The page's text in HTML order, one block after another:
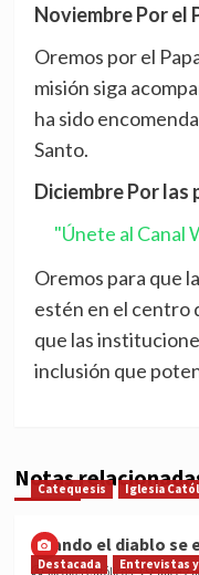
Noviembre Por el
Oremos por el
misión siga
ha sido
Santo.
Diciembre Por las
"Únete al Canal
Oremos para que
estén en el centro
que las
inclusión que
Notas
Catequesis Iglesia
Cuando el diablo se
Medios Católicos hace 2
Destacada Entrevistas